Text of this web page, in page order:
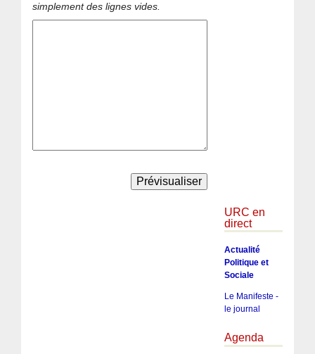
simplement des lignes vides.
URC en
direct
Actualité
Politique et
Sociale
Le Manifeste -
le journal
Agenda